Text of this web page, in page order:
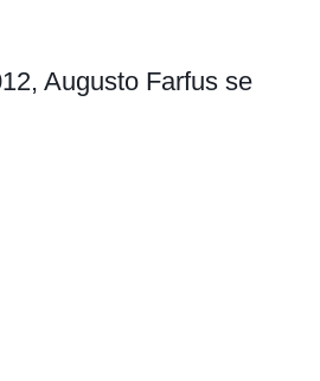
Augusto Farfus se